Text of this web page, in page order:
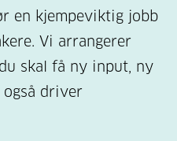
en kjempeviktig jobb
Vi arrangerer
skal få ny input, ny
også driver